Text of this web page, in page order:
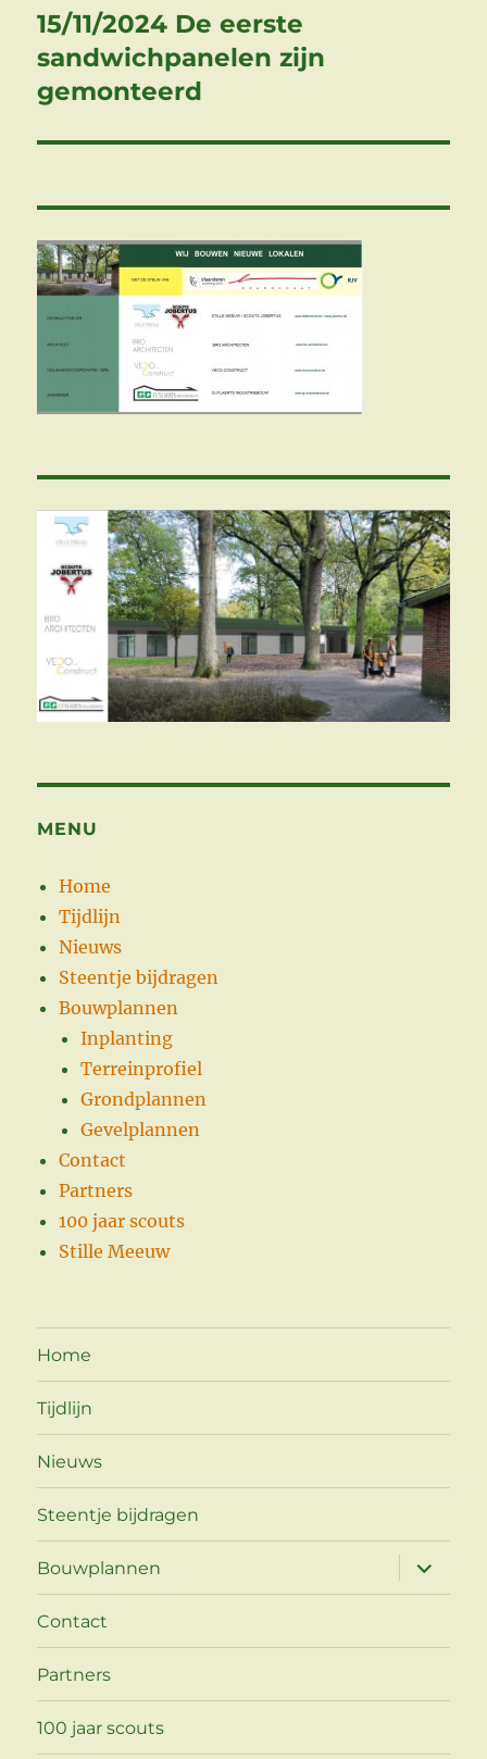
Volgend
bericht:
15/11/2024 De eerste
sandwichpanelen zijn
gemonteerd
MENU
Home
Tijdlijn
Nieuws
Steentje bijdragen
Bouwplannen
Inplanting
Terreinprofiel
Grondplannen
Gevelplannen
Contact
Partners
100 jaar scouts
Stille Meeuw
Home
Tijdlijn
Nieuws
Steentje bijdragen
Bouwplannen
Open
Contact
Partners
100 jaar scouts